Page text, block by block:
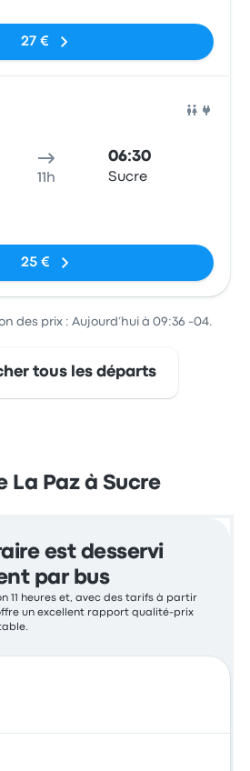
27 €
11h
06:30
Sucre
25 €
des prix : Aujourd’hui à 09:36 -04.
tous les départs
La Paz à Sucre
est desservi
par bus
11 heures et, avec des tarifs à partir
un excellent rapport qualité-prix